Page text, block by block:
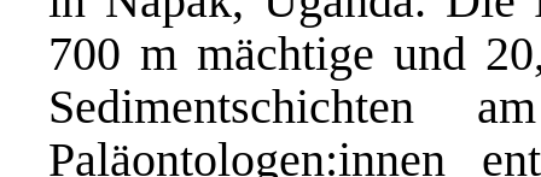
700 m mächtige und
Sedimentschichten
Paläontologen:innen